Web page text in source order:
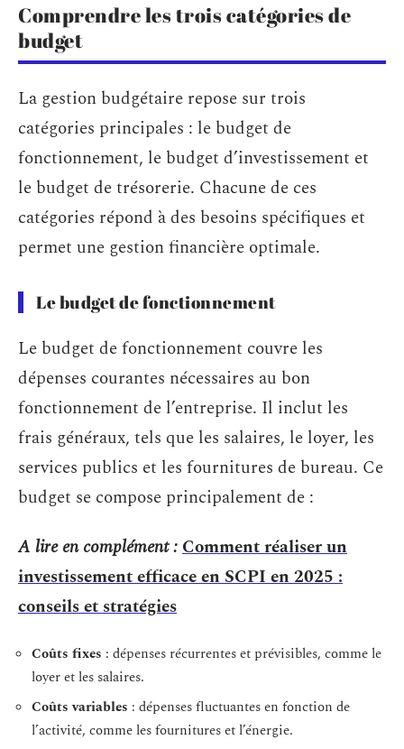
Comprendre les trois catégories de
budget
La gestion budgétaire repose sur trois
catégories principales : le budget de
fonctionnement, le budget d’investissement et
le budget de trésorerie. Chacune de ces
catégories répond à des besoins spécifiques et
permet une gestion financière optimale.
Le budget de fonctionnement
Le budget de fonctionnement couvre les
dépenses courantes nécessaires au bon
fonctionnement de l’entreprise. Il inclut les
frais généraux, tels que les salaires, le loyer, les
services publics et les fournitures de bureau. Ce
budget se compose principalement de :
A lire en complément :Comment réaliser un
investissement efficace en SCPI en 2025 :
conseils et stratégies
Coûts fixes : dépenses récurrentes et prévisibles, comme le
loyer et les salaires.
Coûts variables : dépenses fluctuantes en fonction de
l’activité, comme les fournitures et l’énergie.